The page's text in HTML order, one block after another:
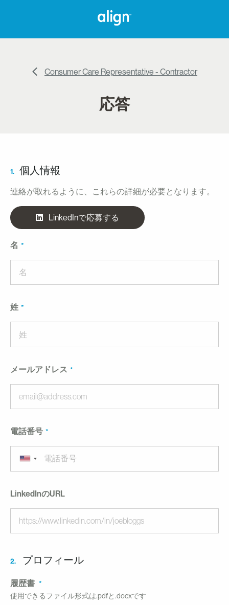
Consumer Care Representative - Contractor
応答
1. 個人情報
連絡が取れるように、これらの詳細が必要となります。
LinkedInで応募する
名
姓
メールアドレス
電話番号
LinkedInのURL
2. プロフィール
履歴書
使用できるファイル形式は.pdfと.docxです